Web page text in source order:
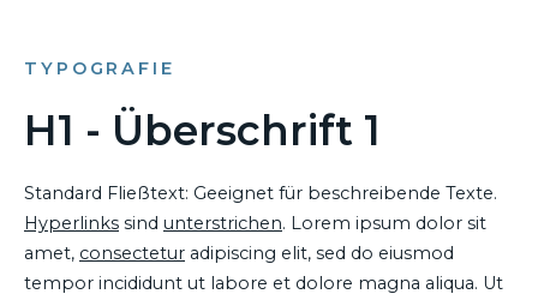
TYPOGRAFIE
H1 - Überschrift 1
Standard Fließtext: Geeignet für beschreibende Texte.
Hyperlinks sind unterstrichen. Lorem ipsum dolor sit
amet, consectetur adipiscing elit, sed do eiusmod
tempor incididunt ut labore et dolore magna aliqua. Ut